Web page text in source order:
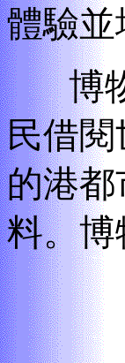
體驗並
博物
民借
的港
料。